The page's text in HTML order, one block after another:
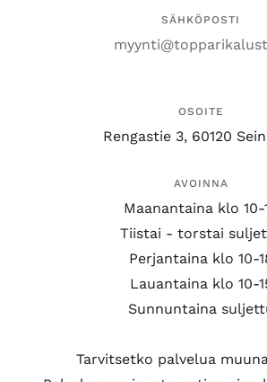
SÄHKÖPOSTI
OSOITE
Rengastie 3, 60120
AVOINNA
Maanantaina klo 10-
Tiistai - torstai
Perjantaina klo 10-
Lauantaina klo 10-
Sunnuntaina
Tarvitsetko palvelua